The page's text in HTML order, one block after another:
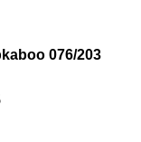
076/203